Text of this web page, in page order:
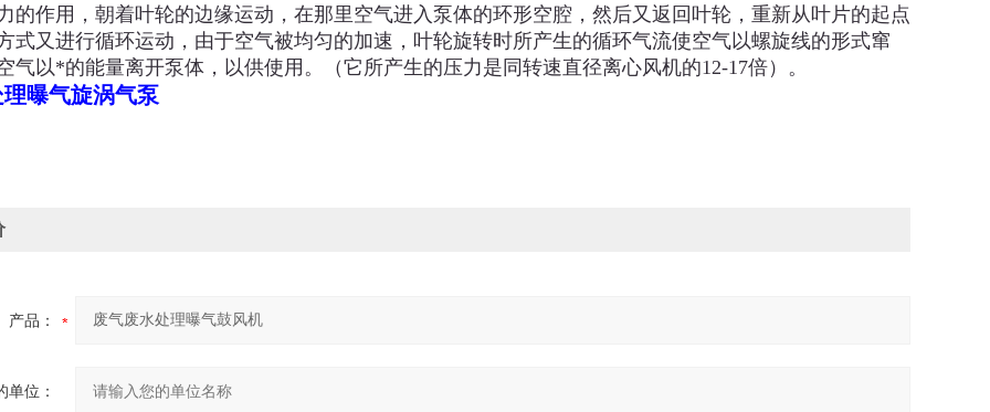
的作用，朝着叶轮的边缘运动，在那里空气进入泵体的环形空腔，然后又返回叶轮，重新从叶片的起点
式又进行循环运动，由于空气被均匀的加速，叶轮旋转时所产生的循环气流使空气以螺旋线的形式窜
气以*的能量离开泵体，以供使用。（它所产生的压力是同转速直径离心风机的12-17倍）。
理曝气旋涡气泵
产品：
单位：